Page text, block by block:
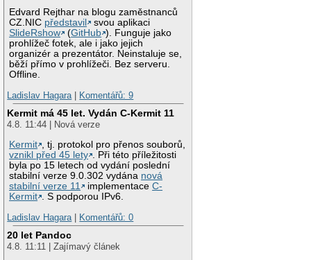
Edvard Rejthar na blogu zaměstnanců
CZ.NIC představil
svou aplikaci
SlideRshow
(GitHub ). Funguje jako
prohlížeč fotek, ale i jako jejich
organizér a prezentátor. Neinstaluje se,
běží přímo v prohlížeči. Bez serveru.
Offline.
Ladislav Hagara | Komentářů: 9
Kermit má 45 let. Vydán C-Kermit 11
4.8. 11:44 | Nová verze
Kermit , tj. protokol pro přenos souborů,
vznikl před 45 lety . Při této příležitosti
byla po 15 letech od vydání poslední
stabilní verze 9.0.302 vydána nová
stabilní verze 11
implementaceC-
Kermit . S podporou IPv6.
Ladislav Hagara | Komentářů: 0
20 let Pandoc
4.8. 11:11 | Zajímavý článek